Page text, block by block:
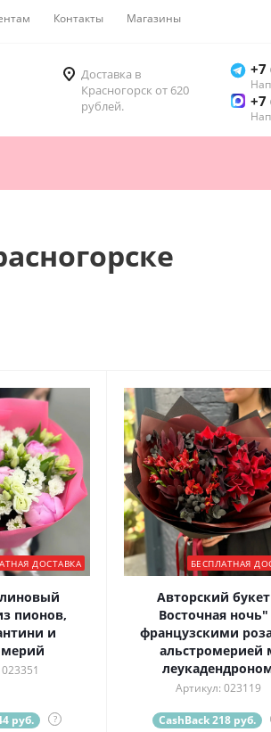
Контакты Магазины
Доставка в
Красногорск от 620
рублей.
+7
+7
ДОСТАВКА
пионов,
и
руб. ?
БЕСПЛАТНАЯ
Авторский
Восточная ночь"
французскими
альстромерией
Артикул: 023119
CashBack 218 руб.